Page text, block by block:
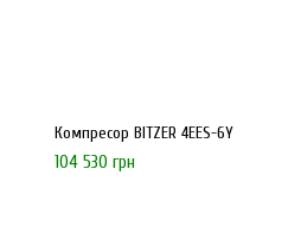
Компресор BITZER 4EES-6Y
104 530 грн